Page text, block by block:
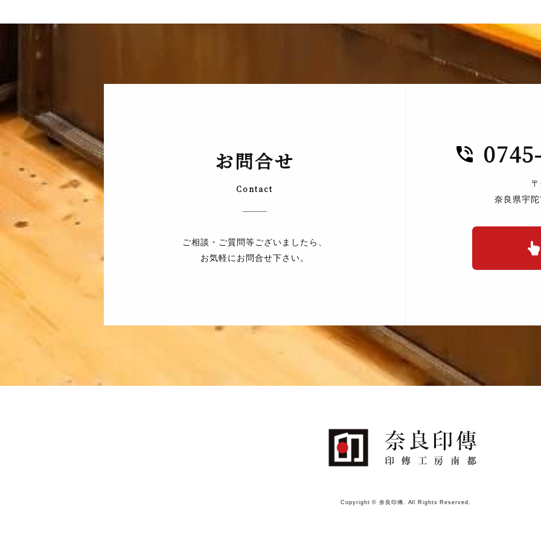
お問合せ
Contact
ご相談・ご質問等ございましたら、
お気軽にお問合せ下さい。
奈良県宇
Copyright © 奈良印傳. All Rights Reserved.